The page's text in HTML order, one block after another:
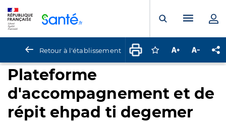
Ouvrir laMenu
Retour à l'établissement Connectez-vous
Augmenter la
Plateforme
d'accompagnement et de
répit ehpad ti degemer